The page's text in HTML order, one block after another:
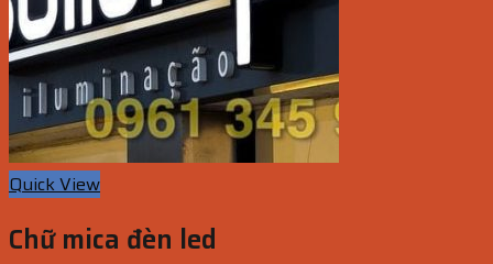
Quick View
Chữ mica đèn led